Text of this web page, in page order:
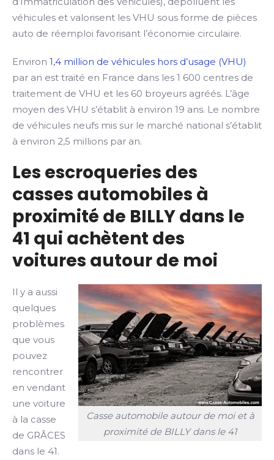
véhicules et valorisent les VHU sous forme de pièces
auto de réemploi favorisant l’économie circulaire.
Environ 1,4 million de véhicules hors d’usage (VHU)
par an est traité en France dans les 1 600 centres de
traitement de VHU et les 60 broyeurs agréés. L’âge
moyen des VHU s’établit à environ 19 ans. Le nombre
de véhicules neufs mis sur le marché national s’établit
à environ 2,5 millions par an.
Les escroqueries des
casses automobiles à
proximité de BILLY dans le
41 qui achètent des
voitures autour de moi
Casse automobile autour de moi et à
proximité de BILLY dans le 41
Il y a aussi
quelques
problèmes
que vous
pouvez
rencontrer
en vendant
une voiture
à la casse
de GRÂCES
dans le 41.